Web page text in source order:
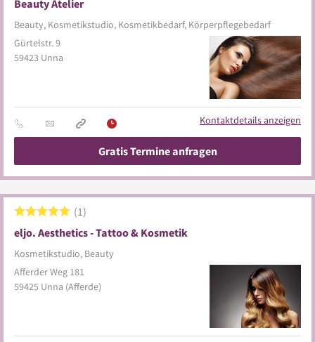
Beauty Atelier
Beauty, Kosmetikstudio, Kosmetikbedarf, Körperpflegebedarf
Gürtelstr. 9
59423 Unna
Kontaktdetails anzeigen
Gratis Termine anfragen
eljo. Aesthetics - Tattoo & Kosmetik
Kosmetikstudio, Beauty
1
Afferder Weg 181
59425 Unna (Afferde)